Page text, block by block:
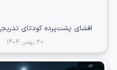
افشای پشت‌پرده کودتای
30 بهمن 1404